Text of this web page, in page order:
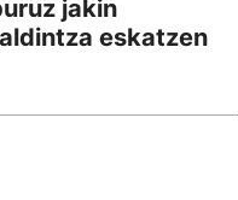
jakin
eskatzen